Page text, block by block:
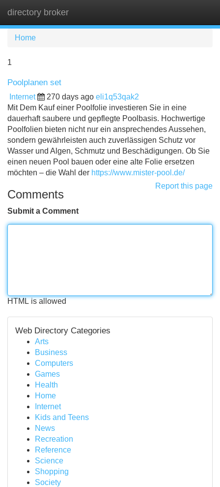
directory broker
Home
1
Poolplanen set
Internet 270 days ago eli1q53qak2
Mit Dem Kauf einer Poolfolie investieren Sie in eine
dauerhaft saubere und gepflegte Poolbasis. Hochwertige
Poolfolien bieten nicht nur ein ansprechendes Aussehen,
sondern gewährleisten auch zuverlässigen Schutz vor
Wasser und Algen, Schmutz und Beschädigungen. Ob Sie
einen neuen Pool bauen oder eine alte Folie ersetzen
möchten – die Wahl der https://www.mister-pool.de/
Report this page
Comments
Submit a Comment
HTML is allowed
Web Directory Categories
Arts
Business
Computers
Games
Health
Home
Internet
Kids and Teens
News
Recreation
Reference
Science
Shopping
Society